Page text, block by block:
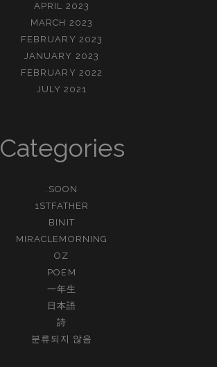
APRIL 2023
MARCH 2023
FEBRUARY 2023
JANUARY 2023
FEBRUARY 2022
JULY 2021
Categories
.SOON
1STFATHER
BINIT
MIRACLEMORNING
OZ
POEM
一年生
日本語
詩
분류되지 않음